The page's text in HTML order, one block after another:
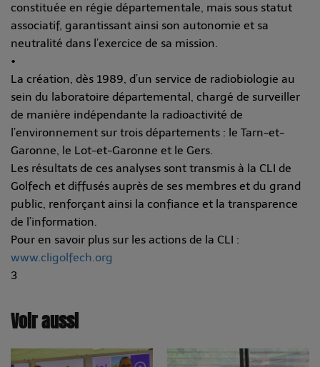
constituée en régie départementale, mais sous statut
associatif, garantissant ainsi son autonomie et sa
neutralité dans l’exercice de sa mission.
•
La création, dès 1989, d’un service de radiobiologie au
sein du laboratoire départemental, chargé de surveiller
de manière indépendante la radioactivité de
l’environnement sur trois départements : le Tarn-et-
Garonne, le Lot-et-Garonne et le Gers.
Les résultats de ces analyses sont transmis à la CLI de
Golfech et diffusés auprès de ses membres et du grand
public, renforçant ainsi la confiance et la transparence
de l’information.
Pour en savoir plus sur les actions de la CLI :
www.cligolfech.org
3
Voir aussi